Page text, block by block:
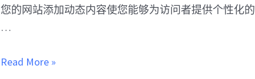
您的网站添加动态内容使您能够为访问者提供个性化的
…
Read More »